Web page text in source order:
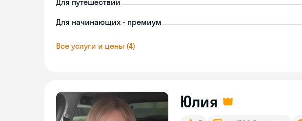
Для путешествий
Для начинающих - премиум
Все услуги и цены (4)
Юлия